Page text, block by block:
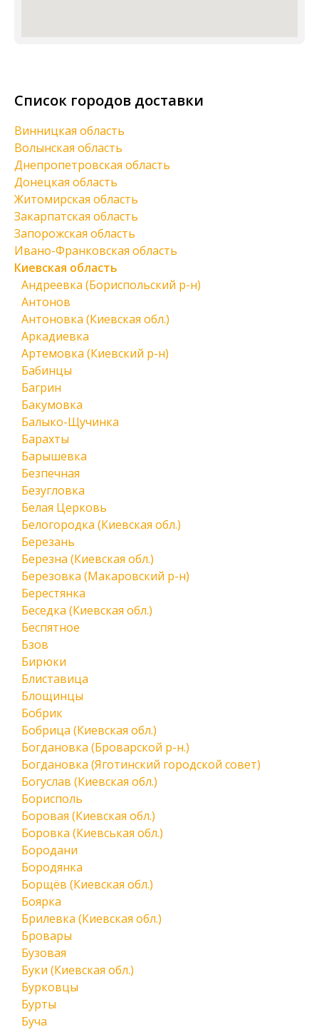
Список городов доставки
Винницкая область
Волынская область
Днепропетровская область
Донецкая область
Житомирская область
Закарпатская область
Запорожская область
Ивано-Франковская область
Киевская область
Андреевка (Бориспольский р-н)
Антонов
Антоновка (Киевская обл.)
Аркадиевка
Артемовка (Киевский р-н)
Бабинцы
Багрин
Бакумовка
Балыко-Щучинка
Барахты
Барышевка
Безпечная
Безугловка
Белая Церковь
Белогородка (Киевская обл.)
Березань
Березна (Киевская обл.)
Березовка (Макаровский р-н)
Берестянка
Беседка (Киевская обл.)
Беспятное
Бзов
Бирюки
Блиставица
Блощинцы
Бобрик
Бобрица (Киевская обл.)
Богдановка (Броварской р-н.)
Богдановка (Яготинский городской совет)
Богуслав (Киевская обл.)
Борисполь
Боровая (Киевская обл.)
Боровка (Киевськая обл.)
Бородани
Бородянка
Борщёв (Киевская обл.)
Боярка
Брилевка (Киевская обл.)
Бровары
Бузовая
Буки (Киевская обл.)
Бурковцы
Бурты
Буча